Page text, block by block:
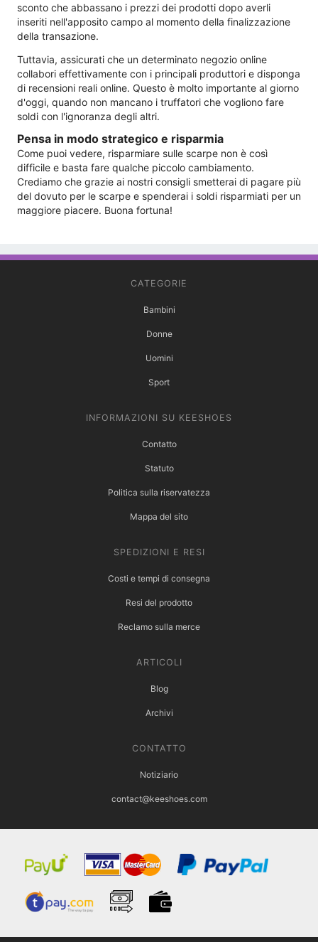
sconto che abbassano i prezzi dei prodotti dopo averli
inseriti nell'apposito campo al momento della finalizzazione
della transazione.
Tuttavia, assicurati che un determinato negozio online
collabori effettivamente con i principali produttori e disponga
di recensioni reali online. Questo è molto importante al giorno
d'oggi, quando non mancano i truffatori che vogliono fare
soldi con l'ignoranza degli altri.
Pensa in modo strategico e risparmia
Come puoi vedere, risparmiare sulle scarpe non è così
difficile e basta fare qualche piccolo cambiamento.
Crediamo che grazie ai nostri consigli smetterai di pagare più
del dovuto per le scarpe e spenderai i soldi risparmiati per un
maggiore piacere. Buona fortuna!
CATEGORIE
Bambini
Donne
Uomini
Sport
INFORMAZIONI SU KEESHOES
Contatto
Statuto
Politica sulla riservatezza
Mappa del sito
SPEDIZIONI E RESI
Costi e tempi di consegna
Resi del prodotto
Reclamo sulla merce
ARTICOLI
Blog
Archivi
CONTATTO
Notiziario
contact@keeshoes.com